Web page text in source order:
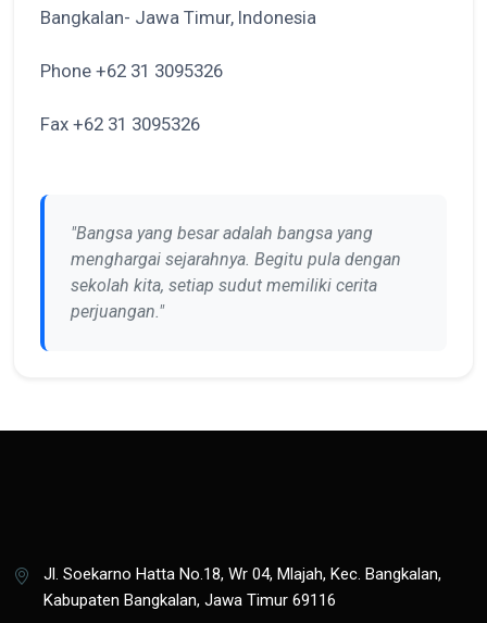
Bangkalan- Jawa Timur, Indonesia
Phone +62 31 3095326
Fax +62 31 3095326
"Bangsa yang besar adalah bangsa yang
menghargai sejarahnya. Begitu pula dengan
sekolah kita, setiap sudut memiliki cerita
perjuangan."
Jl. Soekarno Hatta No.18, Wr 04, Mlajah, Kec. Bangkalan,
Kabupaten Bangkalan, Jawa Timur 69116